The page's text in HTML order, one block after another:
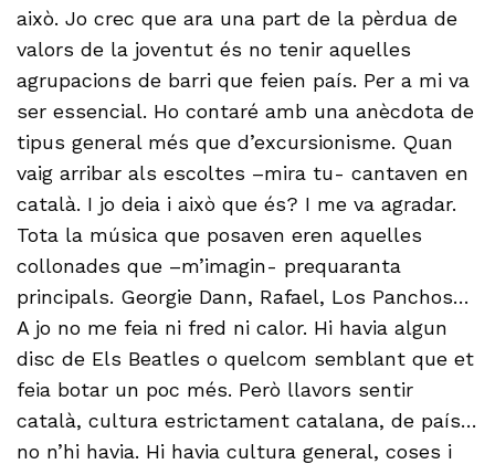
això. Jo crec que ara una part de la pèrdua de
valors de la joventut és no tenir aquelles
agrupacions de barri que feien país. Per a mi va
ser essencial. Ho contaré amb una anècdota de
tipus general més que d’excursionisme. Quan
vaig arribar als escoltes –mira tu- cantaven en
català. I jo deia i això que és? I me va agradar.
Tota la música que posaven eren aquelles
collonades que –m’imagin- prequaranta
principals. Georgie Dann, Rafael, Los Panchos…
A jo no me feia ni fred ni calor. Hi havia algun
disc de Els Beatles o quelcom semblant que et
feia botar un poc més. Però llavors sentir
català, cultura estrictament catalana, de país…
no n’hi havia. Hi havia cultura general, coses i